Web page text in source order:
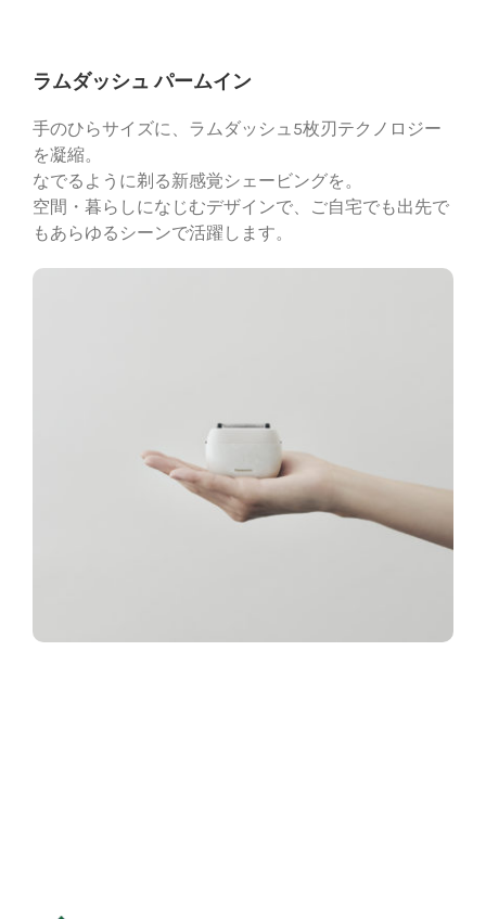
ラムダッシュ パームイン
手のひらサイズに、ラムダッシュ5枚刃テクノロジー
を凝縮。
なでるように剃る新感覚シェービングを。
空間・暮らしになじむデザインで、ご自宅でも出先で
もあらゆるシーンで活躍します。